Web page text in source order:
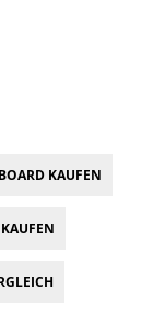
KAUFEN